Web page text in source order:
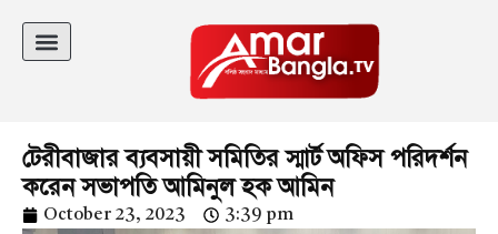
টেরীবাজার ব্যবসায়ী সমিতির স্মার্ট অফিস পরিদর্শন
করেন সভাপতি আমিনুল হক আমিন
October 23, 2023 3:39 pm